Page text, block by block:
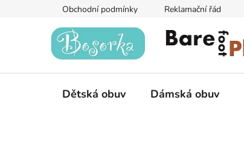
Obchodní podmínky Reklamační řád
Dětská obuv Dámská obuv